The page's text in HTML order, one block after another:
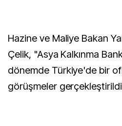
Hazine ve Maliye Bakan Yardımcısı Osman
Çelik, "Asya Kalkınma
dönemde Türkiye'de bir
görüşmeler